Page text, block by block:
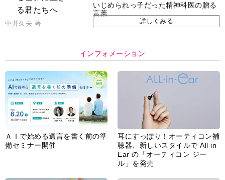
いじめられっ子だった精神科医の贈る
言葉
中井久夫 著 詳しくみる
インフォメーション
ＡＩで始める遺言を書く前の準
備セミナー開催
耳にすっぽり！オーティコン補
聴器、新しいスタイルで All in
Ear の「オーティコン ジー
ル」を発売